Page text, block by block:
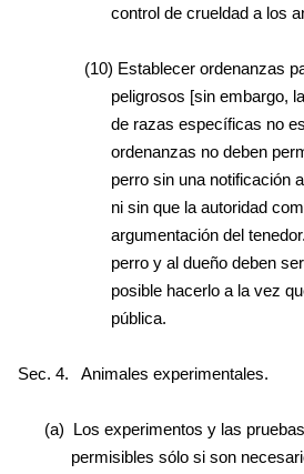
control de crueldad a los
(10) Establecer ordenanzas
peligrosos [sin embargo,
de razas específicas no
ordenanzas no deben
perro sin una notificación
ni sin que la autoridad
argumentación del
perro y al dueño deben
posible hacerlo a la vez
pública.
Sec. 4. Animales experimentales.
(a) Los experimentos y las
permisibles sólo si son